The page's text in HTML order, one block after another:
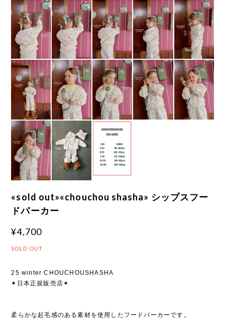
«sold out»«chouchou shasha» シップスフー
ドパーカー
¥4,700
SOLD OUT
25 winter CHOUCHOUSHASHA
✦日本正規販売店✦
柔らかな起毛感のある素材を使用したフードパーカーです。